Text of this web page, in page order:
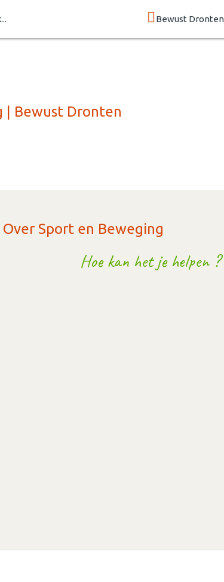
Bewust Dronten
| Bewust Dronten
Over Sport en Beweging
Hoe kan het je helpen ?